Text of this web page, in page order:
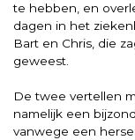
te hebben, en
dagen in het
Bart en Chris, die
geweest.
De twee vertellen
namelijk een
vanwege een